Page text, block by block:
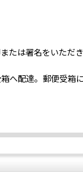
たは署名をいただ
へ配達。郵便受箱